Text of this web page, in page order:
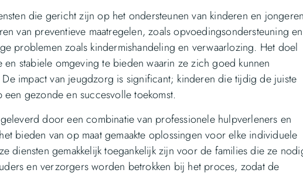
die gericht zijn op het ondersteunen van kinderen en jongeren
van preventieve maatregelen, zoals opvoedingsondersteuning en
problemen zoals kindermishandeling en verwaarlozing. Het doel
stabiele omgeving te bieden waarin ze zich goed kunnen
impact van jeugdzorg is significant; kinderen die tijdig de juiste
gezonde en succesvolle toekomst.
door een combinatie van professionele hulpverleners en
bieden van op maat gemaakte oplossingen voor elke individuele
diensten gemakkelijk toegankelijk zijn voor de families die ze
en verzorgers worden betrokken bij het proces, zodat de